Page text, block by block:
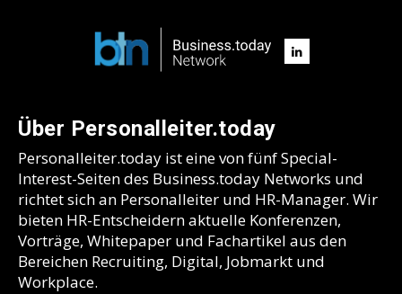
Über Personalleiter.today
Personalleiter.today ist eine von fünf Special-
Interest-Seiten des Business.today Networks und
richtet sich an Personalleiter und HR-Manager. Wir
bieten HR-Entscheidern aktuelle Konferenzen,
Vorträge, Whitepaper und Fachartikel aus den
Bereichen Recruiting, Digital, Jobmarkt und
Workplace.